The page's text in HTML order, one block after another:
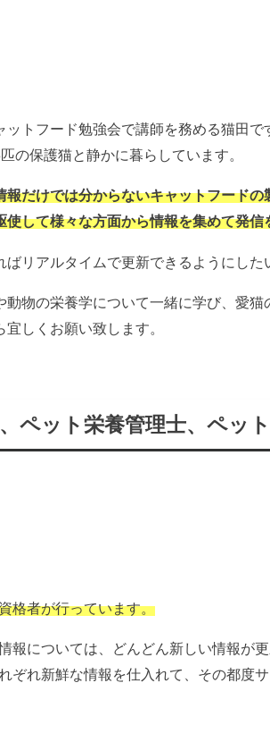
ットフード勉強会で講師を務める猫田
の保護猫と静かに暮らしています。
報だけでは分からないキャットフード
使して様々な方面から情報を集めて発信
ばリアルタイムで更新できるようにした
動物の栄養学について一緒に学び、愛猫
宜しくお願い致します。
ペット栄養管理士、ペッ
格者が行っています。
報については、どんどん新しい情報が
ぞれ新鮮な情報を仕入れて、その都度